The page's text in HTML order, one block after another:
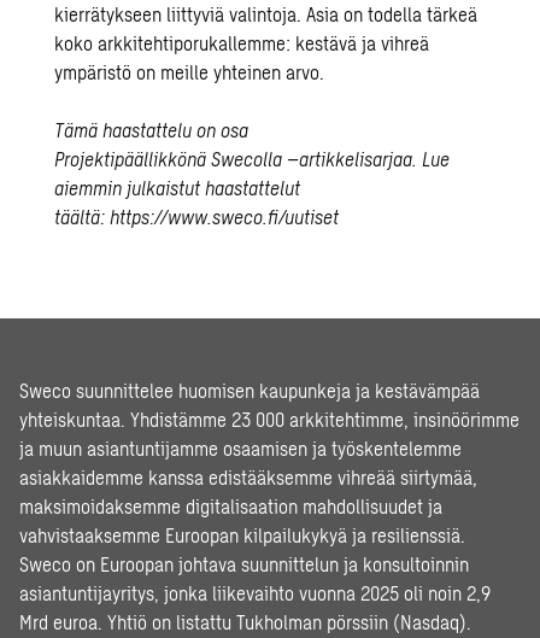
kierrätykseen liittyviä valintoja. Asia on todella tärkeä
koko arkkitehtiporukallemme: kestävä ja vihreä
ympäristö on meille yhteinen arvo.
Tämä haastattelu on osa
ProjektipäällikkönäSwecolla –artikkelisarjaa. Lue
aiemmin julkaistut haastattelut
täältä:https://www.sweco.fi/uutiset
Sweco suunnittelee huomisen kaupunkeja ja kestävämpää
yhteiskuntaa. Yhdistämme 23 000 arkkitehtimme, insinöörimme
ja muun asiantuntijamme osaamisen ja työskentelemme
asiakkaidemme kanssa edistääksemme vihreää siirtymää,
maksimoidaksemme digitalisaation mahdollisuudet ja
vahvistaaksemme Euroopan kilpailukykyä ja resilienssiä.
Sweco on Euroopan johtava suunnittelun ja konsultoinnin
asiantuntijayritys, jonka liikevaihto vuonna 2025 oli noin 2,9
Mrd euroa. Yhtiö on listattu Tukholman pörssiin (Nasdaq).